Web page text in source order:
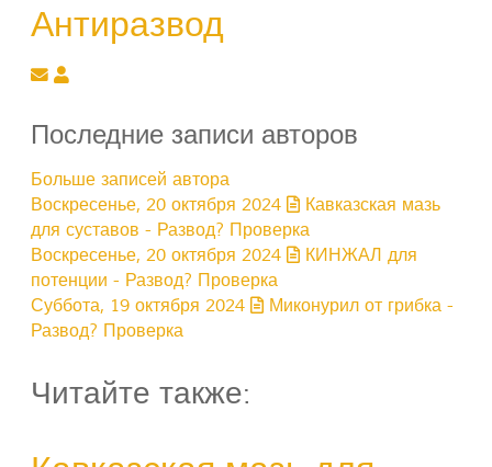
Антиразвод
Подписаться на обновление автора
Антиразвод
Последние записи авторов
Больше записей автора
Воскресенье, 20 октября 2024
Кавказская мазь
для суставов - Развод? Проверка
Воскресенье, 20 октября 2024
КИНЖАЛ для
потенции - Развод? Проверка
Суббота, 19 октября 2024
Миконурил от грибка -
Развод? Проверка
Читайте также: